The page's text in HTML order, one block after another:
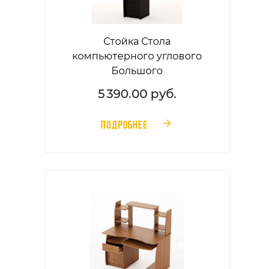
Стойка Стола
компьютерного углового
Большого
5 390.00 руб.
ПОДРОБНЕЕ 󰁔